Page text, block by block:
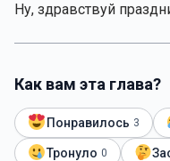
Ну, здравствуй
Как вам эта глава?
Понравилось 3
Тронуло 0